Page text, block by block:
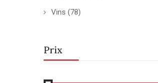
Vins (78)
Prix